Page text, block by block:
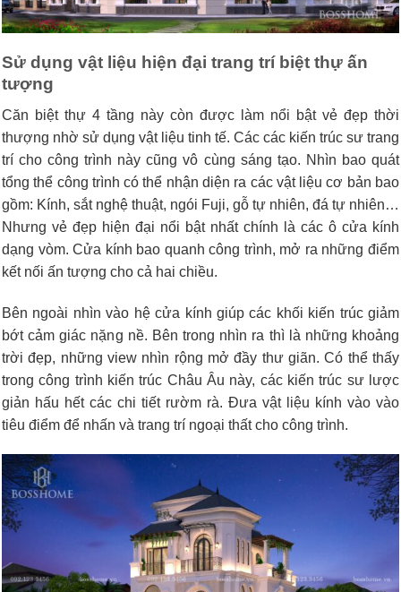
Sử dụng vật liệu hiện đại trang trí biệt thự ấn
tượng
Căn biệt thự 4 tầng này còn được làm nổi bật vẻ đẹp thời
thượng nhờ sử dụng vật liệu tinh tế. Các các kiến trúc sư trang
trí cho công trình này cũng vô cùng sáng tạo. Nhìn bao quát
tổng thể công trình có thể nhận diện ra các vật liệu cơ bản bao
gồm: Kính, sắt nghệ thuật, ngói Fuji, gỗ tự nhiên, đá tự nhiên…
Nhưng vẻ đẹp hiện đại nổi bật nhất chính là các ô cửa kính
dạng vòm. Cửa kính bao quanh công trình, mở ra những điểm
kết nối ấn tượng cho cả hai chiều.
Bên ngoài nhìn vào hệ cửa kính giúp các khối kiến trúc giảm
bớt cảm giác nặng nề. Bên trong nhìn ra thì là những khoảng
trời đẹp, những view nhìn rộng mở đầy thư giãn. Có thể thấy
trong công trình kiến trúc Châu Âu này, các kiến trúc sư lược
giản hấu hết các chi tiết rườm rà. Đưa vật liệu kính vào vào
tiêu điểm để nhấn và trang trí ngoại thất cho công trình.